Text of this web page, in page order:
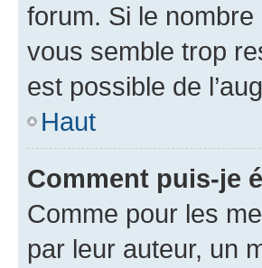
forum. Si le
vous semble trop
est possible de
Haut
Comment puis-je
Comme pour les
par leur auteur, un